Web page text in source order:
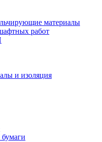
материалы
работ
и изоляция